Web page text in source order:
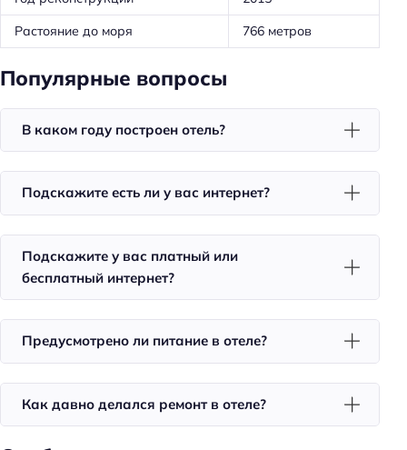
Для семей
Детская площадка
Пляжный отдых
Тип пляжа: песчаный
Общая информация
Дата постройки: 2015
Дата реконструкции: 2015
Питание: без питания
Способ оплаты: банковским переводом
Цена номера (ночь): 2300–7500 ₽/ночь
Растояние до моря
766 метров
Популярные вопросы
В каком году построен отель?
Подскажите есть ли у вас интернет?
Подскажите у вас платный или
бесплатный интернет?
Предусмотрено ли питание в отеле?
Как давно делался ремонт в отеле?